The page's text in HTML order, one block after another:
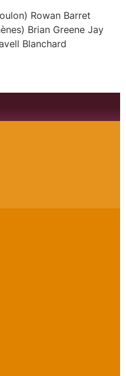
Rowan Barret
Brian Greene Jay
Blanchard